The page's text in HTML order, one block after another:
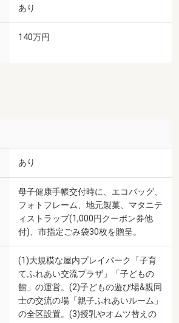
あり
140万円
あり
母子健康手帳交付時に、エコバッグ、
フォトフレーム、地元製菓、マタニテ
ィストラップ(1,000円クーポン券他
付)、市指定ごみ袋30枚を贈呈。
(1)大規模な屋内プレイパーク「子育
てふれあい交流プラザ」「子どもの
館」の運営。(2)子どもの遊び場&親同
士の交流の場「親子ふれあいルーム」
の全区設置。(3)授乳やオムツ替えの